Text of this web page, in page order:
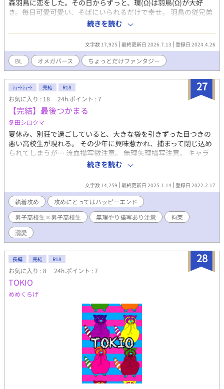
森羽鳥に恋をした。その日からずっと、環(Ω)は羽鳥(Ω)が大好
き。毎日可愛可愛い、そばにいられるだけで幸せ。 羽鳥の従兄弟
の藍君(α)に羽鳥の番の先輩(α)、環の仲良し変人にぃにに優しい海
先輩。 この恋は永遠に片思い。でも毎日幸せ。 短編「一周回って
永遠片思い」の連載版です。 短編の設定を使っていますが、後日
談的な連載版ではなく、短編の内容を膨らませたような連載版の
ため、短編を未読でも大丈夫かと思います(すぐに短編に追いつき
ます。) 他サイトにも投稿しています。
続きを読む
文字数 17,925 最終更新日 2026.7.13 登録日 2024.4.26
BL オメガバース ちょっとだけファンタジー
27
ｼｮｰﾄｼｮｰﾄ 完結 R18
お気に入り : 18 24h.ポイント : 7
【完結】最後つかまる
冬田シロクマ
夏休み、別荘で過ごしていると、大きな袋を引きずった目つきの
悪い高校生が現れる。 その少年に興味惹かれ、捕まって閉じ込め
られてしまうが… 流血描写微注意。 無理矢理描写注意。 キャラ
香澄 かすみ(攻め) 執着心が強い、お金持ちの一人息子。 少し変
人 大雅 たいが(受け) 血まみれの両親を引きずってくるところか
ら始まる。 虐待を受け、両親を殺した。 目撃者 人通りの少ない路
地に迷い込んで、たまたま大雅が人を殺すところに居合わせた不
運な女性。 元題名 好きになっちゃった！
続きを読む
文字数 14,259 最終更新日 2025.1.14 登録日 2022.2.17
執着攻め
攻めにとってはハッピーエンド
男子高校生×男子高校生
無理やり描写あり注意
拘束
溺愛
28
長編 完結 R18
お気に入り : 8 24h.ポイント : 7
TOKIO
めめくらげ